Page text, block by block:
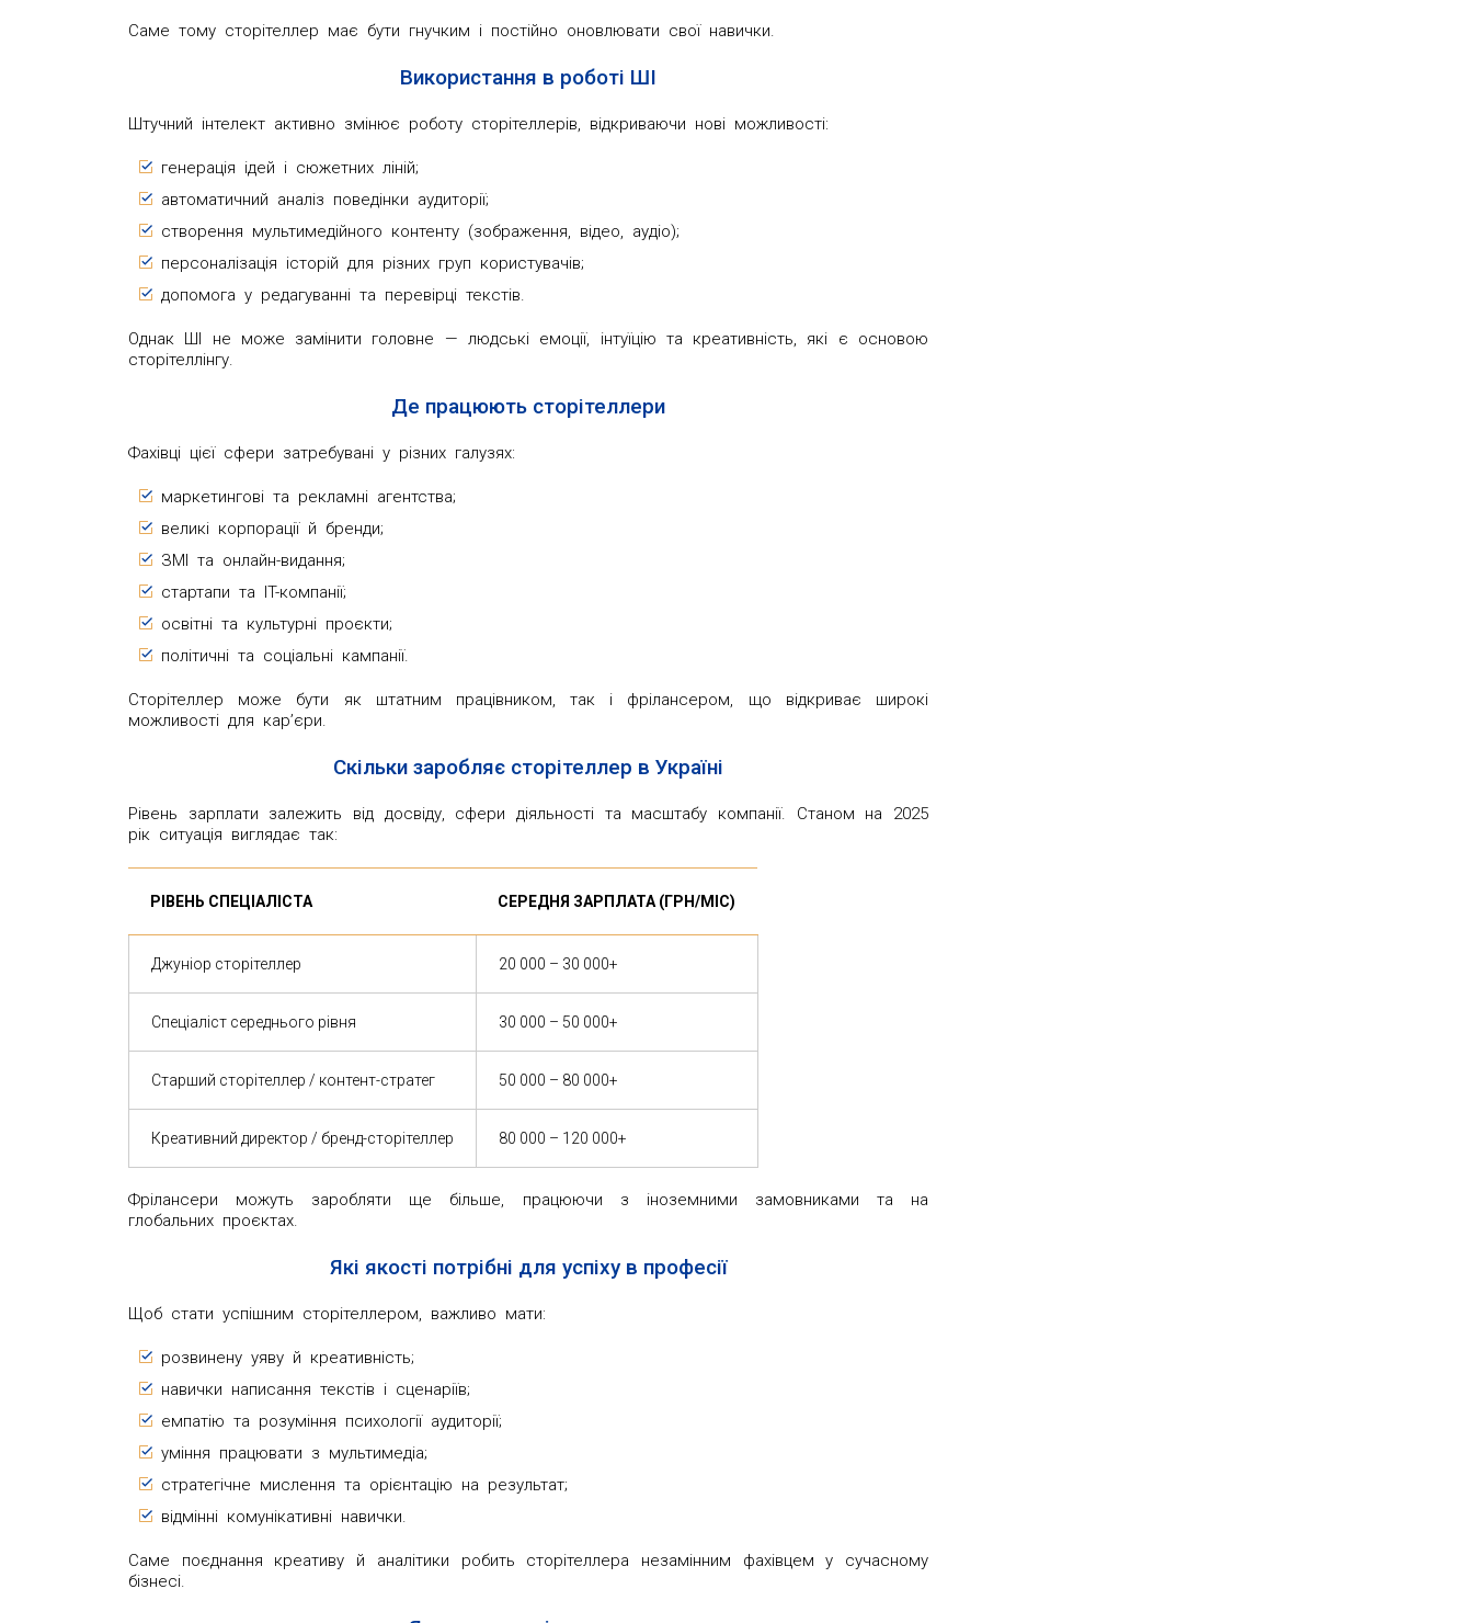
Саме тому сторітеллер має бути гнучким і постійно оновлювати свої навички.
Використання в роботі ШІ
Штучний інтелект активно змінює роботу сторітеллерів, відкриваючи нові можливості:
генерація ідей і сюжетних ліній;
автоматичний аналіз поведінки аудиторії;
створення мультимедійного контенту (зображення, відео, аудіо);
персоналізація історій для різних груп користувачів;
допомога у редагуванні та перевірці текстів.
Однак ШІ не може замінити головне — людські емоції, інтуїцію та креативність, які є основою
сторітеллінгу.
Де працюють сторітеллери
Фахівці цієї сфери затребувані у різних галузях:
маркетингові та рекламні агентства;
великі корпорації й бренди;
ЗМІ та онлайн-видання;
стартапи та IT-компанії;
освітні та культурні проєкти;
політичні та соціальні кампанії.
Сторітеллер може бути як штатним працівником, так і фрілансером, що відкриває широкі
можливості для кар’єри.
Скільки заробляє сторітеллер в Україні
Рівень зарплати залежить від досвіду, сфери діяльності та масштабу компанії. Станом на 2025
рік ситуація виглядає так:
РІВЕНЬ СПЕЦІАЛІСТА СЕРЕДНЯ ЗАРПЛАТА (ГРН/МІС)
Джуніор сторітеллер 20 000 – 30 000+
Спеціаліст середнього рівня 30 000 – 50 000+
Старший сторітеллер / контент-стратег 50 000 – 80 000+
Креативний директор / бренд-сторітеллер 80 000 – 120 000+
Фрілансери можуть заробляти ще більше, працюючи з іноземними замовниками та на
глобальних проєктах.
Які якості потрібні для успіху в професії
Щоб стати успішним сторітеллером, важливо мати:
розвинену уяву й креативність;
навички написання текстів і сценаріїв;
емпатію та розуміння психології аудиторії;
уміння працювати з мультимедіа;
стратегічне мислення та орієнтацію на результат;
відмінні комунікативні навички.
Саме поєднання креативу й аналітики робить сторітеллера незамінним фахівцем у сучасному
бізнесі.